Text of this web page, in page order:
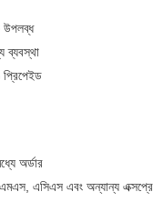
উপলব্ধ
ব্যবস্থা
প্রিপেইড
অর্ডার
এসিএস এবং অন্যান্য